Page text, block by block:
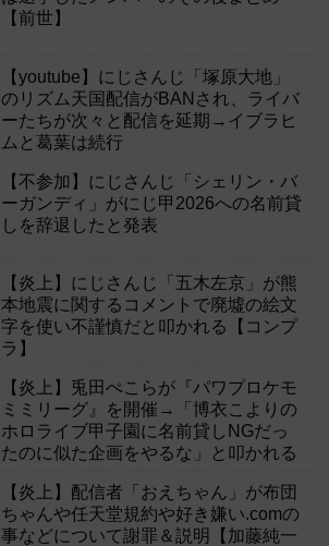
【前世】
【youtube】にじさんじ「塚原大地」
のリズム天国配信がBANされ、ライバ
ーたちが次々と配信を延期→イブラヒ
ムと葛葉は続行
【不参加】にじさんじ「シェリン・バ
ーガンディ」がにじ甲2026への名前貸
しを辞退したと発表
【炎上】にじさんじ「五木左京」が熊
本地震に関するコメントで廃墟の絵文
字を使い不謹慎だと叩かれる【コンプ
ラ】
【炎上】兎田ぺこらが『パワプロケモ
ミミリーグ』を開催→「博衣こよりの
ホロライブ甲子園に名前貸しNGだっ
たのに似た企画をやるな」と叩かれる
【炎上】配信者「おえちゃん」が布団
ちゃんや任天堂規約や好き嫌い.comの
事などについて謝罪＆説明【加藤純一